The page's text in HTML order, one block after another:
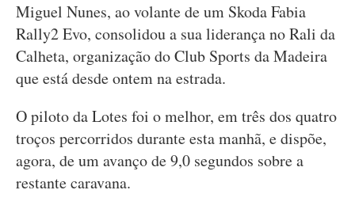
Miguel Nunes, ao volante de um Skoda Fabia
Rally2 Evo, consolidou a sua liderança no Rali da
Calheta, organização do Club Sports da Madeira
que está desde ontem na estrada.
O piloto da Lotes foi o melhor, em três dos quatro
troços percorridos durante esta manhã, e dispõe,
agora, de um avanço de 9,0 segundos sobre a
restante caravana.